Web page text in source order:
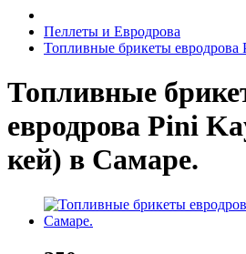
Пеллеты и Евродрова
Топливные брикеты
Топливные
евродрова Pini
кей) в Самаре.